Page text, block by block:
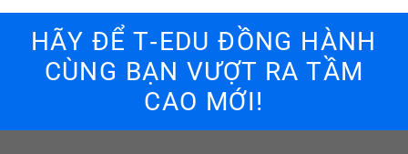
HÃY ĐỂ T‑EDU ĐỒNG HÀNH
CÙNG BẠN VƯỢT RA TẦM
CAO MỚI!